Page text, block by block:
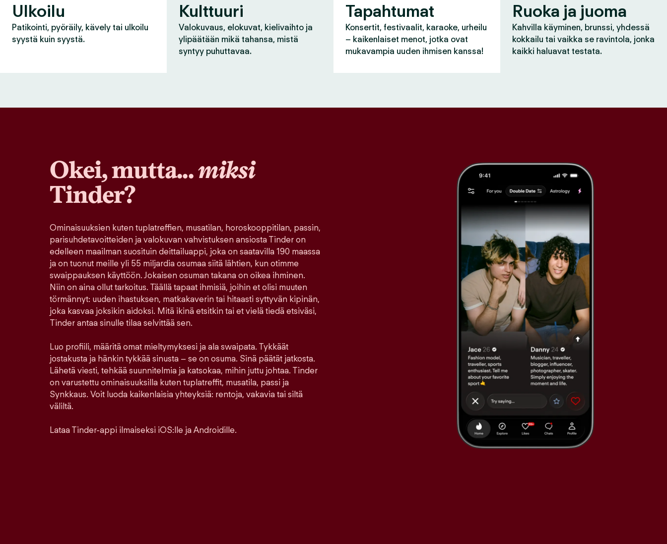
Ulkoilu
Patikointi, pyöräily, kävely tai ulkoilu
syystä kuin syystä.
Kulttuuri
Valokuvaus, elokuvat, kielivaihto ja
ylipäätään mikä tahansa, mistä
syntyy puhuttavaa.
Tapahtumat
Konsertit, festivaalit, karaoke, urheilu
– kaikenlaiset menot, jotka ovat
mukavampia uuden ihmisen kanssa!
Ruoka ja juoma
Kahvilla käyminen, brunssi, yhdessä
kokkailu tai vaikka se ravintola, jonka
kaikki haluavat testata.
Okei, mutta...miksi
Tinder?
Ominaisuuksien kuten tuplatreffien, musatilan, horoskooppitilan, passin,
parisuhdetavoitteiden ja valokuvan vahvistuksen ansiosta Tinder on
edelleen maailman suosituin deittailuappi, joka on saatavilla 190 maassa
ja on tuonut meille yli 55 miljardia osumaa siitä lähtien, kun otimme
swaippauksen käyttöön. Jokaisen osuman takana on oikea ihminen.
Niin on aina ollut tarkoitus. Täällä tapaat ihmisiä, joihin et olisi muuten
törmännyt: uuden ihastuksen, matkakaverin tai hitaasti syttyvän kipinän,
joka kasvaa joksikin aidoksi. Mitä ikinä etsitkin tai et vielä tiedä etsiväsi,
Tinder antaa sinulle tilaa selvittää sen.
Luo profiili, määritä omat mieltymyksesi ja ala swaipata. Tykkäät
jostakusta ja hänkin tykkää sinusta – se on osuma. Sinä päätät jatkosta.
Lähetä viesti, tehkää suunnitelmia ja katsokaa, mihin juttu johtaa. Tinder
on varustettu ominaisuuksilla kuten tuplatreffit, musatila, passi ja
Synkkaus. Voit luoda kaikenlaisia yhteyksiä: rentoja, vakavia tai siltä
väliltä.
Lataa Tinder-appi ilmaiseksi iOS:lle ja Androidille.